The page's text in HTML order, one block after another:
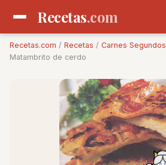
Recetas.com
Recetas.com / Recetas / Carnes Segundos
Matambrito de cerdo